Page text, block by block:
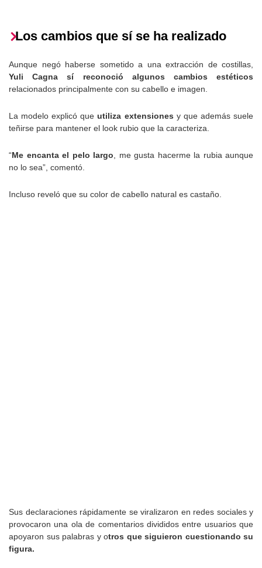
Los cambios que sí se ha realizado
Aunque negó haberse sometido a una extracción de costillas,
Yuli Cagna sí reconoció algunos cambios estéticos
relacionados principalmente con su cabello e imagen.
La modelo explicó queutiliza extensiones y que además suele
teñirse para mantener el look rubio que la caracteriza.
“Me encanta el pelo largo , me gusta hacerme la rubia aunque
no lo sea”, comentó.
Incluso reveló que su color de cabello natural es castaño.
Sus declaraciones rápidamente se viralizaron en redes sociales y
provocaron una ola de comentarios divididos entre usuarios que
apoyaron sus palabras y otros que siguieron cuestionando su
figura.